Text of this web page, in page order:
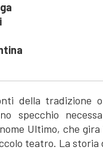
della tradizione
specchio
Ultimo, che gira
teatro. La